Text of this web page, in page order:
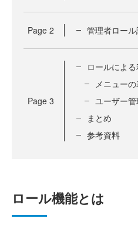
Page 2 管理者ロー
Page 3
ロールによ
メニュー
ユーザー
まとめ
参考資料
ロール機能とは